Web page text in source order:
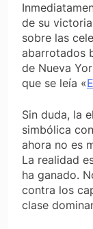
de su
sobre las
abarrotados
de Nueva
que se leía «
Sin duda, la
simbólica
ahora no es
La realidad
ha ganado.
contra los
clase